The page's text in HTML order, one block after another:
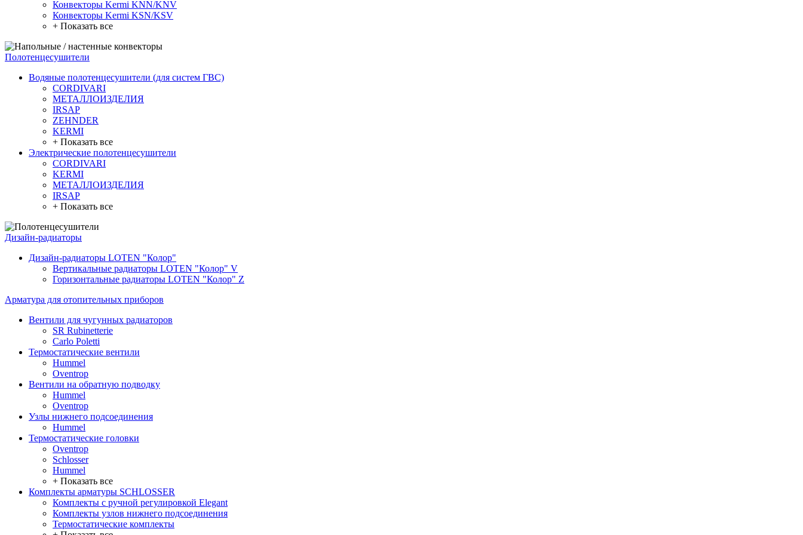
Конвекторы Kermi KNN/KNV
Конвекторы Kermi KSN/KSV
+ Показать все
Полотенцесушители
Водяные полотенцесушители (для систем ГВС)
CORDIVARI
МЕТАЛЛОИЗДЕЛИЯ
IRSAP
ZEHNDER
KERMI
+ Показать все
Электрические полотенцесушители
CORDIVARI
KERMI
МЕТАЛЛОИЗДЕЛИЯ
IRSAP
+ Показать все
Дизайн-радиаторы
Дизайн-радиаторы LOTEN "Колор"
Вертикальные радиаторы LOTEN "Колор" V
Горизонтальные радиаторы LOTEN "Колор" Z
Арматура для отопительных приборов
Вентили для чугунных радиаторов
SR Rubinetterie
Carlo Poletti
Термостатические вентили
Hummel
Oventrop
Вентили на обратную подводку
Hummel
Oventrop
Узлы нижнего подсоединения
Hummel
Термостатические головки
Oventrop
Schlosser
Hummel
+ Показать все
Комплекты арматуры SCHLOSSER
Комплекты с ручной регулировкой Elegant
Комплекты узлов нижнего подсоединения
Термостатические комплекты